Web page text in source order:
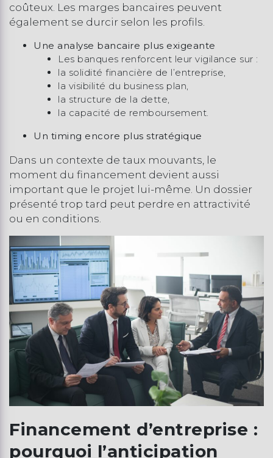
coûteux. Les marges bancaires peuvent
également se durcir selon les profils.
Une analyse bancaire plus exigeante
Les banques renforcent leur vigilance sur :
la solidité financière de l’entreprise,
la visibilité du business plan,
la structure de la dette,
la capacité de remboursement.
Un timing encore plus stratégique
Dans un contexte de taux mouvants, le
moment du financement devient aussi
important que le projet lui-même. Un dossier
présenté trop tard peut perdre en attractivité
ou en conditions.
Financement d’entreprise :
pourquoi l’anticipation